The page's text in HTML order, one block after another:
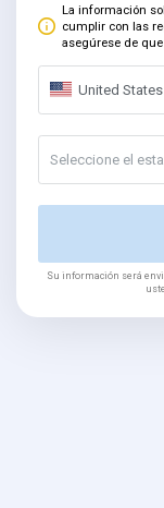
La información
cumplir con las
asegúrese de
United States
Seleccione el
Su información será